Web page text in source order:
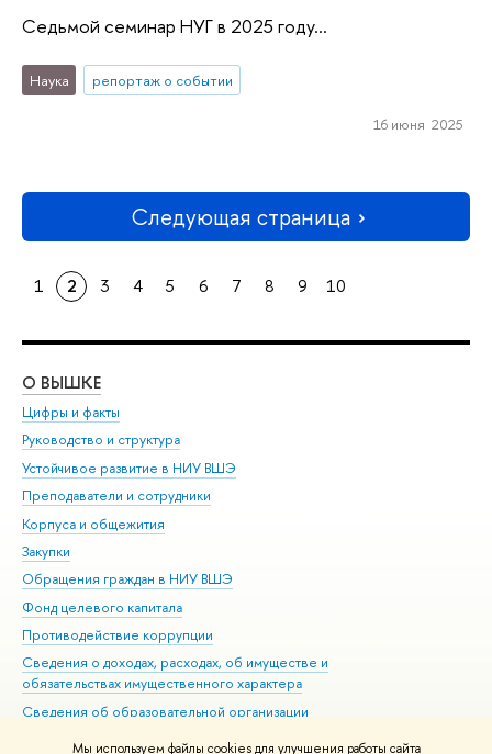
Мы используем файлы cookies для улучшения работы сайта
Седьмой семинар НУГ в 2025 году...
Наука репортаж о событии
16 июня 2025
Следующая страница
1 2 3 4 5 6 7 8 9 10
О ВЫШКЕ
Цифры и факты
Руководство и структура
Устойчивое развитие в НИУ ВШЭ
Преподаватели и сотрудники
Корпуса и общежития
Закупки
Обращения граждан в НИУ ВШЭ
Фонд целевого капитала
Противодействие коррупции
Сведения о доходах, расходах, об имуществе и
обязательствах имущественного характера
Сведения об образовательной организации
Людям с ограниченными возможностями здоровья